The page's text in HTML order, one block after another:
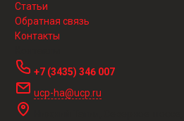
Статьи
Обратная связь
Контакты
+7 (3435) 346 007
ucp-ha@ucp.ru